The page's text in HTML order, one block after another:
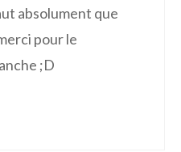
absolument que
pour le
;D